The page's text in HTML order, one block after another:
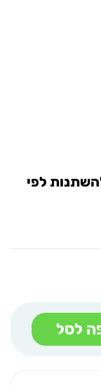
לפי
לסל